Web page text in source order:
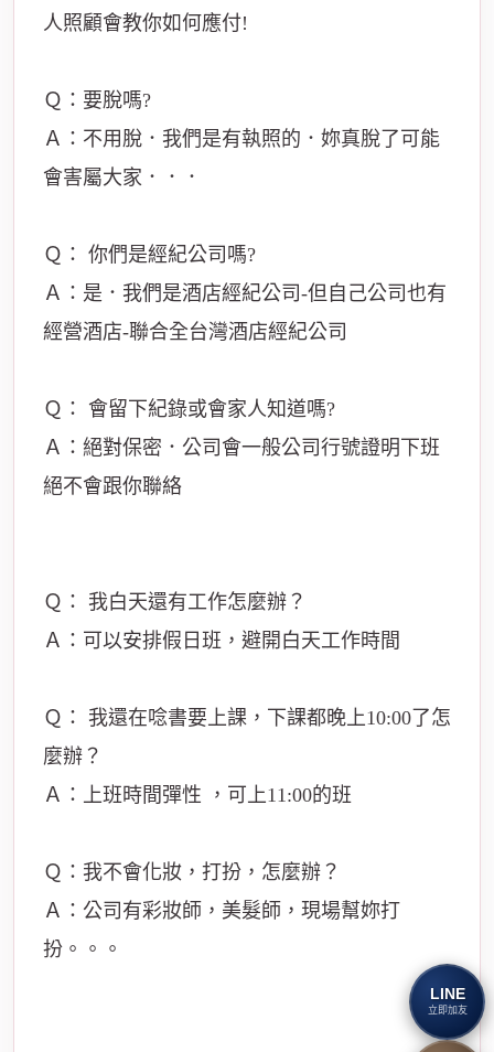
人照顧會教你如何應付!
Ｑ：要脫嗎?
Ａ：不用脫．我們是有執照的．妳真脫了可能
會害屬大家．．．
Ｑ： 你們是經紀公司嗎?
Ａ：是．我們是酒店經紀公司-但自己公司也有
經營酒店-聯合全台灣酒店經紀公司
Ｑ： 會留下紀錄或會家人知道嗎?
Ａ：絕對保密．公司會一般公司行號證明下班
絕不會跟你聯絡
Ｑ： 我白天還有工作怎麼辦？
Ａ：可以安排假日班，避開白天工作時間
Ｑ： 我還在唸書要上課，下課都晚上10:00了怎
麼辦？
Ａ：上班時間彈性 ，可上11:00的班
Ｑ：我不會化妝，打扮，怎麼辦？
Ａ：公司有彩妝師，美髮師，現場幫妳打
扮。。。
LINE
立即加友